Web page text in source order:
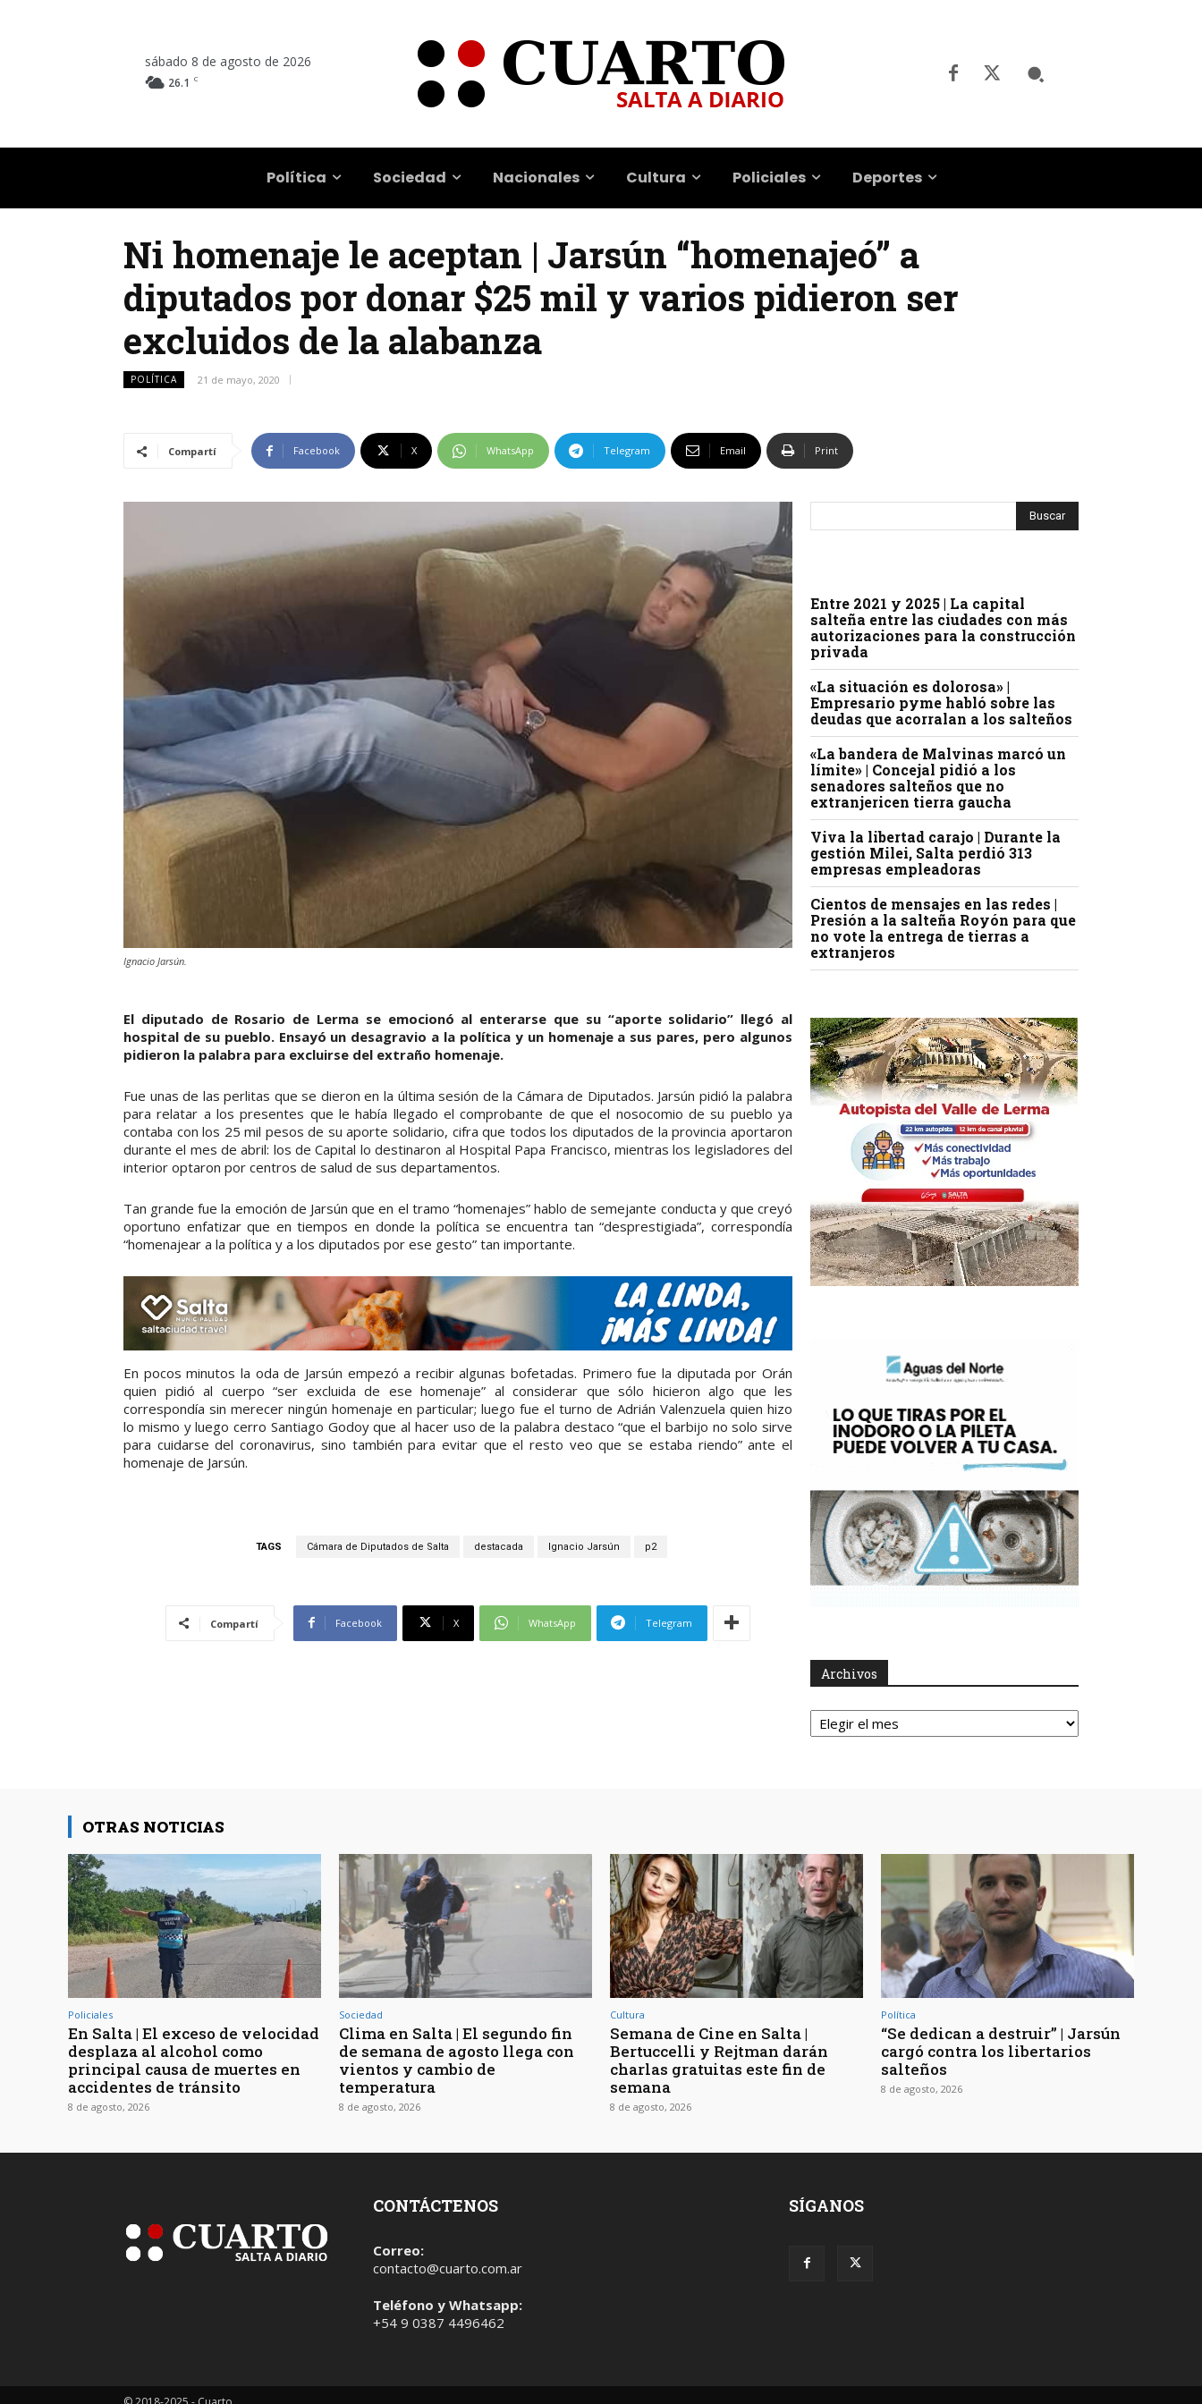
sábado 8 de agosto de 2026
26.1 C
Política Sociedad Nacionales Cultura Policiales Deportes
Ni homenaje le aceptan | Jarsún “homenajeó” a
diputados por donar $25 mil y varios pidieron ser
excluidos de la alabanza
POLÍTICA 21 de mayo, 2020
Compartí Facebook X WhatsApp Telegram Email Print
Ignacio Jarsún.
El diputado de Rosario de Lerma se emocionó al enterarse que su “aporte solidario” llegó al
hospital de su pueblo. Ensayó un desagravio a la política y un homenaje a sus pares, pero algunos
pidieron la palabra para excluirse del extraño homenaje.
Fue unas de las perlitas que se dieron en la última sesión de la Cámara de Diputados. Jarsún pidió la palabra
para relatar a los presentes que le había llegado el comprobante de que el nosocomio de su pueblo ya
contaba con los 25 mil pesos de su aporte solidario, cifra que todos los diputados de la provincia aportaron
durante el mes de abril: los de Capital lo destinaron al Hospital Papa Francisco, mientras los legisladores del
interior optaron por centros de salud de sus departamentos.
Tan grande fue la emoción de Jarsún que en el tramo “homenajes” hablo de semejante conducta y que creyó
oportuno enfatizar que en tiempos en donde la política se encuentra tan “desprestigiada”, correspondía
“homenajear a la política y a los diputados por ese gesto” tan importante.
En pocos minutos la oda de Jarsún empezó a recibir algunas bofetadas. Primero fue la diputada por Orán
quien pidió al cuerpo “ser excluida de ese homenaje” al considerar que sólo hicieron algo que les
correspondía sin merecer ningún homenaje en particular; luego fue el turno de Adrián Valenzuela quien hizo
lo mismo y luego cerro Santiago Godoy que al hacer uso de la palabra destaco “que el barbijo no solo sirve
para cuidarse del coronavirus, sino también para evitar que el resto veo que se estaba riendo” ante el
homenaje de Jarsún.
TAGS Cámara de Diputados de Salta destacada Ignacio Jarsún p2
Compartí Facebook X WhatsApp Telegram
Entre 2021 y 2025 | La capital
salteña entre las ciudades con más
autorizaciones para la construcción
privada
«La situación es dolorosa» |
Empresario pyme habló sobre las
deudas que acorralan a los salteños
«La bandera de Malvinas marcó un
límite» | Concejal pidió a los
senadores salteños que no
extranjericen tierra gaucha
Viva la libertad carajo | Durante la
gestión Milei, Salta perdió 313
empresas empleadoras
Cientos de mensajes en las redes |
Presión a la salteña Royón para que
no vote la entrega de tierras a
extranjeros
Archivos
Archivos
OTRAS NOTICIAS
Policiales
En Salta | El exceso de velocidad
desplaza al alcohol como
principal causa de muertes en
accidentes de tránsito
8 de agosto, 2026
Sociedad
Clima en Salta | El segundo fin
de semana de agosto llega con
vientos y cambio de
temperatura
8 de agosto, 2026
Cultura
Semana de Cine en Salta |
Bertuccelli y Rejtman darán
charlas gratuitas este fin de
semana
8 de agosto, 2026
Política
“Se dedican a destruir” | Jarsún
cargó contra los libertarios
salteños
8 de agosto, 2026
CONTÁCTENOS
Correo:
contacto@cuarto.com.ar
Teléfono y Whatsapp:
+54 9 0387 4496462
SÍGANOS